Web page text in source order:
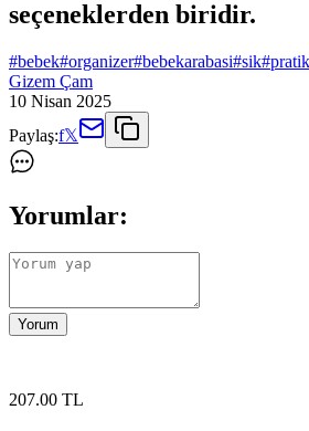
seçeneklerden biridir.
#bebek#organizer#bebekarabasi#sik#pratik
Gizem Çam
10 Nisan 2025
Paylaş:f𝕏
Yorumlar:
Yorum
207.00 TL